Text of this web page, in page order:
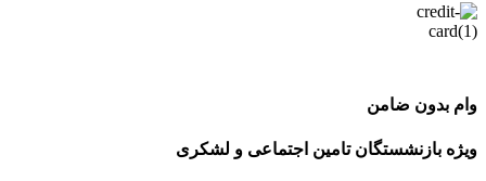
وام بدون ضامن
ویژه بازنشستگان تامین اجتماعی و لشکری